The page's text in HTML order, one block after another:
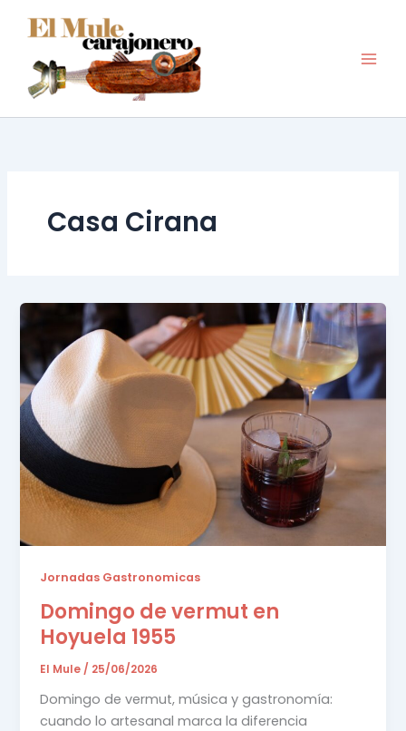
Casa Cirana
Jornadas Gastronomicas
Domingo de vermut en
Hoyuela 1955
El Mule / 25/06/2026
Domingo de vermut, música y gastronomía:
cuando lo artesanal marca la diferencia